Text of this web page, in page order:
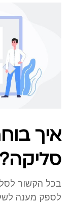
איך
סליקה?
בכל הקשור
לספק מענה